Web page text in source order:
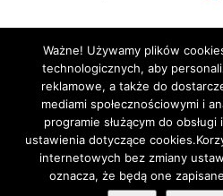
Podążaj
Nota prawna Polityka
Ważne! Używamy plików
technologicznych, aby
reklamowe, a także do
mediami społecznościowymi i
programie służącym do
ustawienia dotyczące
internetowych bez zmiany
oznacza, że będą one